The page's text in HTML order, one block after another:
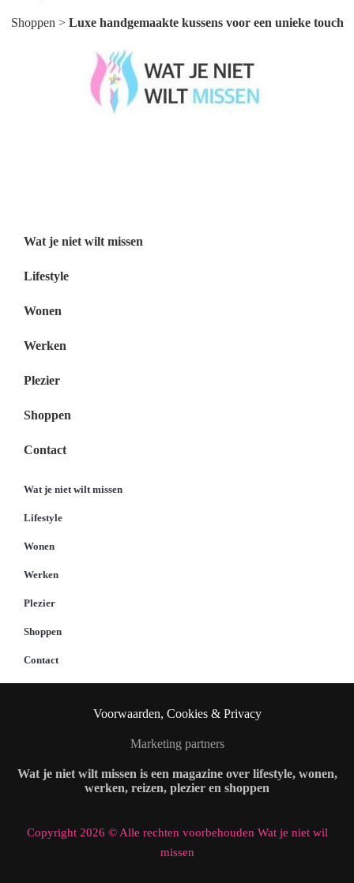
Shoppen > Luxe handgemaakte kussens voor een unieke touch
Wat je niet wilt missen
Lifestyle
Wonen
Werken
Plezier
Shoppen
Contact
Wat je niet wilt missen
Lifestyle
Wonen
Werken
Plezier
Shoppen
Contact
Voorwaarden, Cookies & Privacy
Marketing partners
Wat je niet wilt missen is een magazine over lifestyle, wonen,
werken, reizen, plezier en shoppen
Copyright 2026 © Alle rechten voorbehouden Wat je niet wil
missen